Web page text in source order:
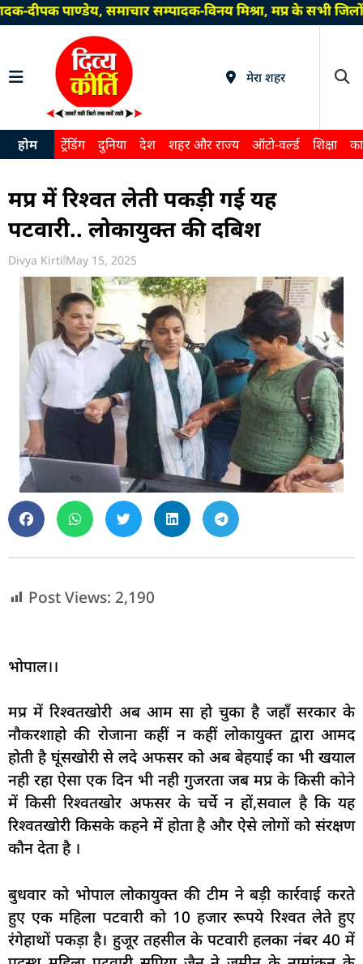
दीपक पाण्डेय, समाचार सम्पादक-विनय मिश्रा, मप्र के सभी
मेरा शहर
होम ट्रेंडिंग दुनिया देश शहर और राज्य ऑटो-वर्ल्ड शिक्षा
मप्र में रिश्वत लेती पकड़ी गई यह
पटवारी.. लोकायुक्त की दबिश
Divya Kirti May 15, 2025
Post Views: 2,190
भोपाल।।
मप्र में रिश्वतखोरी अब आम सा हो चुका है जहाँ सरकार के
नौकरशाहो की रोजाना कहीं न कहीं लोकायुक्त द्वारा आमद
होती है घूंसखोरी से लदे अफसर को अब बेहयाई का भी खयाल
नही रहा ऐसा एक दिन भी नही गुजरता जब मप्र के किसी कोने
में किसी रिश्वतखोर अफसर के चर्चे न हों,सवाल है कि यह
रिश्वतखोरी किसके कहने में होता है और ऐसे लोगों को संरक्षण
कौन देता है ।
बुधवार को भोपाल लोकायुक्त की टीम ने बड़ी कार्रवाई करते
हुए एक महिला पटवारी को 10 हजार रूपये रिश्वत लेते हुए
रंगेहाथों पकड़ा है। हुजूर तहसील के पटवारी हलका नंबर 40 में